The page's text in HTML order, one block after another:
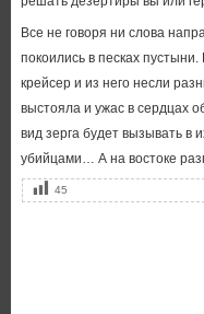
Все не говоря ни слова
покоились в песках
крейсер и из него несли
выстояла и ужас в сердцах
вид зерга будет вызывать в
убийцами… А на востоке
45